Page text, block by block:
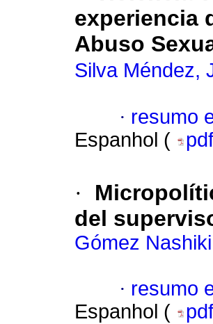
experiencia
Abuso
Silva Méndez,
· resumo
Espanhol (
·
del
Gómez
· resumo
Espanhol (